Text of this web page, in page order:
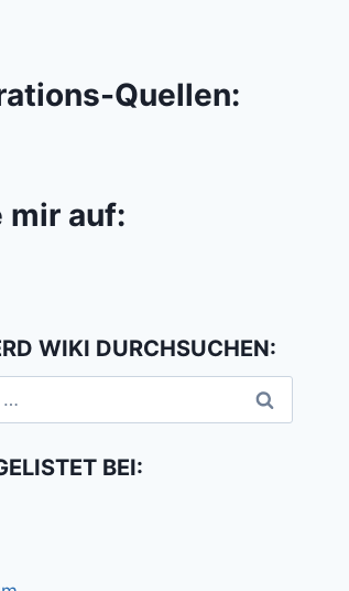
Quellen:
mir auf:
WIKI DURCHSUCHEN:
BEI: